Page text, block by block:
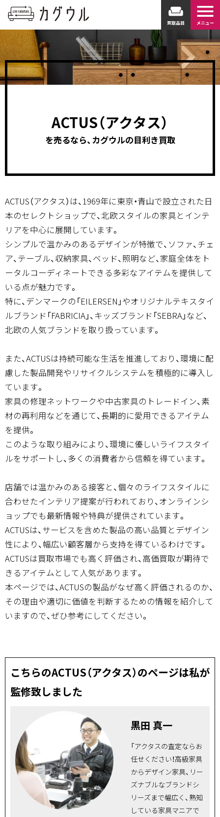
weekend
買取品目
menu
メニュー
ACTUS（アクタス）
を売るなら、カグウルの目利き買取
ACTUS（アクタス）は、1969年に東京・青山で設立された日
本のセレクトショップで、北欧スタイルの家具とインテ
リアを中心に展開しています。
シンプルで温かみのあるデザインが特徴で、ソファ、チェ
ア、テーブル、収納家具、ベッド、照明など、家庭全体をト
ータルコーディネートできる多彩なアイテムを提供して
いる点が魅力です。
特に、デンマークの「EILERSEN」やオリジナルテキスタイ
ルブランド「FABRICIA」、キッズブランド「SEBRA」など、
北欧の人気ブランドを取り扱っています。
また、ACTUSは持続可能な生活を推進しており、環境に配
慮した製品開発やリサイクルシステムを積極的に導入し
ています。
家具の修理ネットワークや中古家具のトレードイン、素
材の再利用などを通じて、長期的に愛用できるアイテム
を提供。
このような取り組みにより、環境に優しいライフスタイ
ルをサポートし、多くの消費者から信頼を得ています。
店舗では温かみのある接客と、個々のライフスタイルに
合わせたインテリア提案が行われており、オンラインシ
ョップでも最新情報や特典が提供されています。
ACTUSは、サービスを含めた製品の高い品質とデザイン
性により、幅広い顧客層から支持を得ているわけです。
ACTUSは買取市場でも高く評価され、高価買取が期待で
きるアイテムとして人気があります。
本ページでは、ACTUSの製品がなぜ高く評価されるのか、
その理由や適切に価値を判断するための情報を紹介して
いますので、ぜひ参考にしてください。
こちらのACTUS（アクタス）のページは私が
監修致しました
黒田 真一
「アクタスの査定ならお
任せください！高級家具
からデザイン家具、リー
ズナブルなブランドシ
リーズまで幅広く、熟知
している家具マニアで